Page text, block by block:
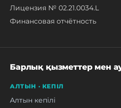
Лицензия № 02.21.0034.L
Финансовая отчётность
Барлық қызметтер мен
АЛТЫН · КЕПІЛ
Алтын кепілі